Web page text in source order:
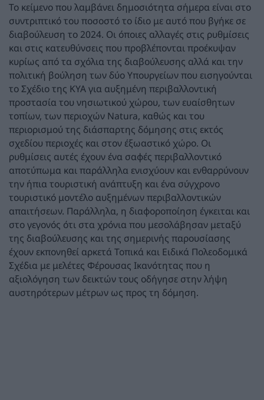
Το κείμενο που λαμβάνει δημοσιότητα σήμερα είναι στο
συντριπτικό του ποσοστό το ίδιο με αυτό που βγήκε σε
διαβούλευση το 2024. Οι όποιες αλλαγές στις ρυθμίσεις
και στις κατευθύνσεις που προβλέπονται προέκυψαν
κυρίως από τα σχόλια της διαβούλευσης αλλά και την
πολιτική βούληση των δύο Υπουργείων που εισηγούνται
το Σχέδιο της ΚΥΑ για αυξημένη περιβαλλοντική
προστασία του νησιωτικού χώρου, των ευαίσθητων
τοπίων, των περιοχών Natura, καθώς και του
περιορισμού της διάσπαρτης δόμησης στις εκτός
σχεδίου περιοχές και στον έξωαστικό χώρο. Οι
ρυθμίσεις αυτές έχουν ένα σαφές περιβαλλοντικό
αποτύπωμα και παράλληλα ενισχύουν και ενθαρρύνουν
την ήπια τουριστική ανάπτυξη και ένα σύγχρονο
τουριστικό μοντέλο αυξημένων περιβαλλοντικών
απαιτήσεων. Παράλληλα, η διαφοροποίηση έγκειται και
στο γεγονός ότι στα χρόνια που μεσολάβησαν μεταξύ
της διαβούλευσης και της σημερινής παρουσίασης
έχουν εκπονηθεί αρκετά Τοπικά και Ειδικά Πολεοδομικά
Σχέδια με μελέτες Φέρουσας Ικανότητας που η
αξιολόγηση των δεικτών τους οδήγησε στην λήψη
αυστηρότερων μέτρων ως προς τη δόμηση.